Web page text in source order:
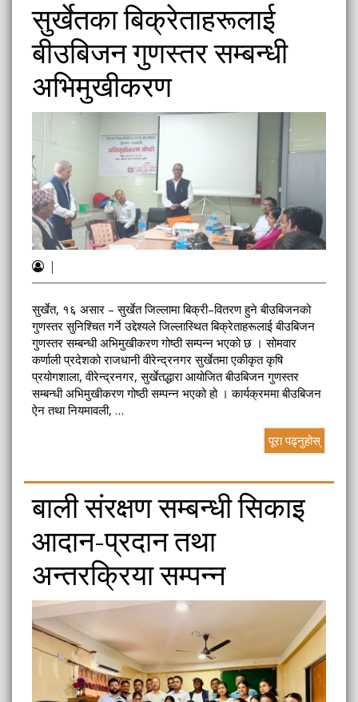
सुर्खेतका बिक्रेताहरूलाई
बीउबिजन गुणस्तर सम्बन्धी
अभिमुखीकरण
|
सुर्खेत, १६ असार – सुर्खेत जिल्लामा बिक्री–वितरण हुने बीउबिजनको
गुणस्तर सुनिश्चित गर्ने उद्देश्यले जिल्लास्थित बिक्रेताहरूलाई बीउबिजन
गुणस्तर सम्बन्धी अभिमुखीकरण गोष्ठी सम्पन्न भएको छ । सोमवार
कर्णाली प्रदेशको राजधानी वीरेन्द्रनगर सुर्खेतमा एकीकृत कृषि
प्रयोगशाला, वीरेन्द्रनगर, सुर्खेतद्धारा आयोजित बीउबिजन गुणस्तर
सम्बन्धी अभिमुखीकरण गोष्ठी सम्पन्न भएको हो । कार्यक्रममा बीउबिजन
ऐन तथा नियमावली, …
पूरा पढ्नुहोस्
बाली संरक्षण सम्बन्धी सिकाइ
आदान–प्रदान तथा
अन्तरक्रिया सम्पन्न